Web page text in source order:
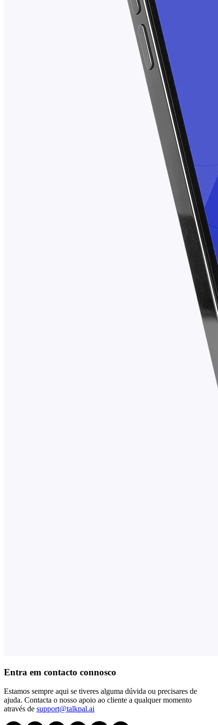
Entra em contacto connosco
Estamos sempre aqui se tiveres alguma dúvida ou precisares de
ajuda. Contacta o nosso apoio ao cliente a qualquer momento
através de support@talkpal.ai